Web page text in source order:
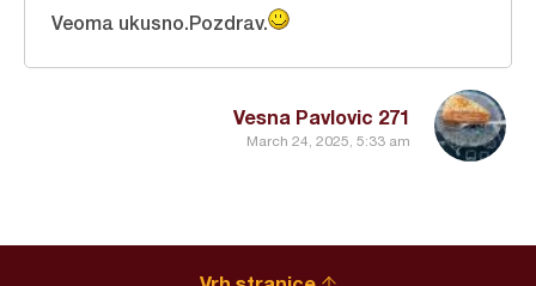
Vesna Pavlovic 271
March 24, 2025, 5:33 am
Veoma ukusno.Pozdrav.